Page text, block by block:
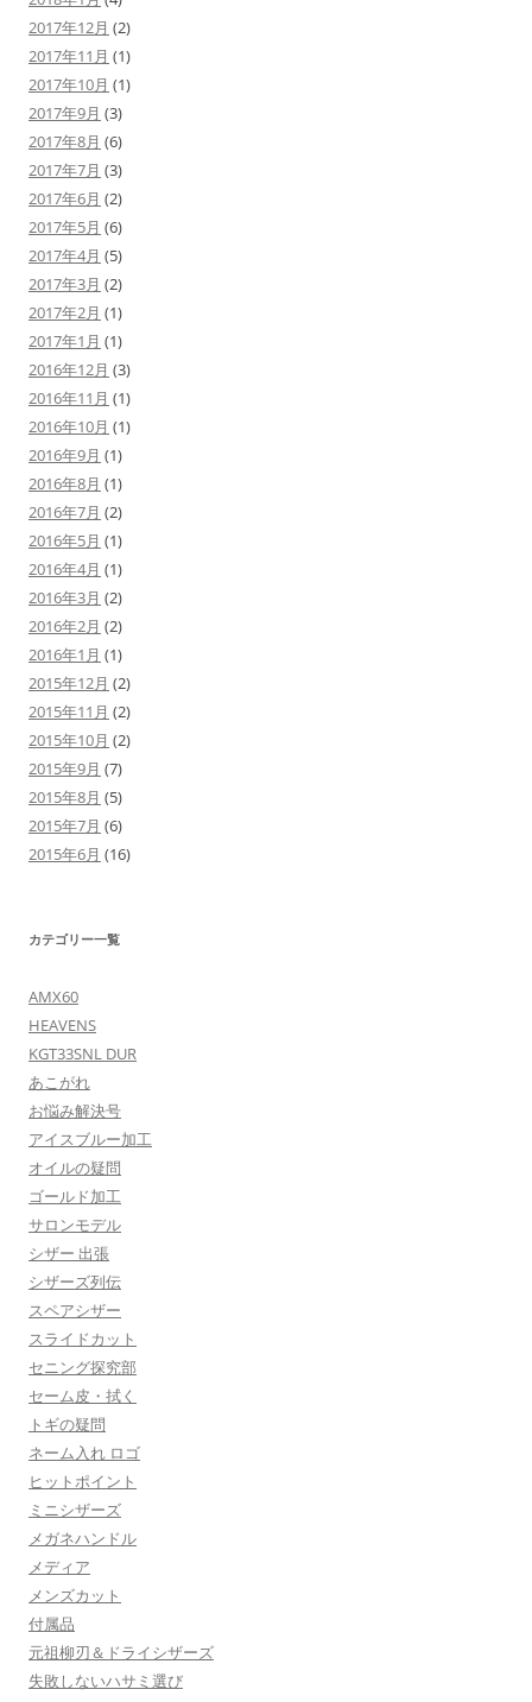
2017年12月 (2)
2017年11月 (1)
2017年10月 (1)
2017年9月 (3)
2017年8月 (6)
2017年7月 (3)
2017年6月 (2)
2017年5月 (6)
2017年4月 (5)
2017年3月 (2)
2017年2月 (1)
2017年1月 (1)
2016年12月 (3)
2016年11月 (1)
2016年10月 (1)
2016年9月 (1)
2016年8月 (1)
2016年7月 (2)
2016年5月 (1)
2016年4月 (1)
2016年3月 (2)
2016年2月 (2)
2016年1月 (1)
2015年12月 (2)
2015年11月 (2)
2015年10月 (2)
2015年9月 (7)
2015年8月 (5)
2015年7月 (6)
2015年6月 (16)
カテゴリー一覧
AMX60
HEAVENS
KGT33SNL DUR
あこがれ
お悩み解決号
アイスブルー加工
オイルの疑問
ゴールド加工
サロンモデル
シザー 出張
シザーズ列伝
スペアシザー
スライドカット
セニング探究部
セーム皮・拭く
トギの疑問
ネーム入れ ロゴ
ヒットポイント
ミニシザーズ
メガネハンドル
メディア
メンズカット
付属品
元祖柳刃＆ドライシザーズ
失敗しないハサミ選び